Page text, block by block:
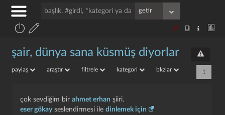
şair, dünya sana küsmüş diyorlar
paylaş araştır filtrele kategori bkzlar 1
çok sevdiğim bir ahmet erhan şiiri.
eser gökay seslendirmesi ile dinlemek için